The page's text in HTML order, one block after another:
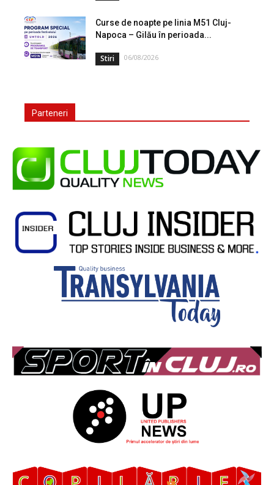
Curse de noapte pe linia M51 Cluj-
Napoca – Gilău în perioada...
Stiri 06/08/2026
Parteneri